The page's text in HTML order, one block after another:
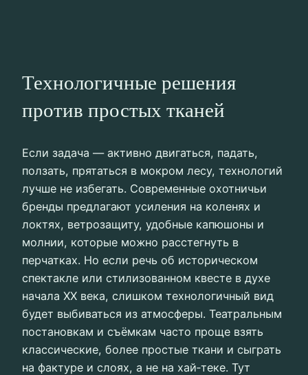
Технологичные решения
против простых тканей
Если задача — активно двигаться, падать,
ползать, прятаться в мокром лесу, технологий
лучше не избегать. Современные охотничьи
бренды предлагают усиления на коленях и
локтях, ветрозащиту, удобные капюшоны и
молнии, которые можно расстегнуть в
перчатках. Но если речь об историческом
спектакле или стилизованном квесте в духе
начала XX века, слишком технологичный вид
будет выбиваться из атмосферы. Театральным
постановкам и съёмкам часто проще взять
классические, более простые ткани и сыграть
на фактуре и слоях, а не на хай‑теке. Тут